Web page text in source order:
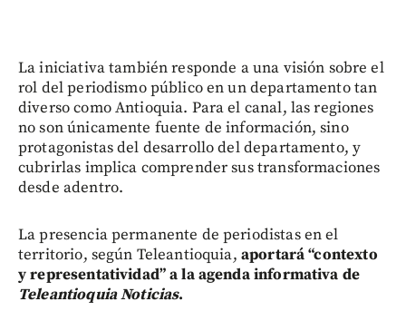
La iniciativa también responde a una visión sobre el
rol del periodismo público en un departamento tan
diverso como Antioquia. Para el canal, las regiones
no son únicamente fuente de información, sino
protagonistas del desarrollo del departamento, y
cubrirlas implica comprender sus transformaciones
desde adentro.
La presencia permanente de periodistas en el
territorio, según Teleantioquia, aportará “contexto
y representatividad” a la agenda informativa de
Teleantioquia Noticias.